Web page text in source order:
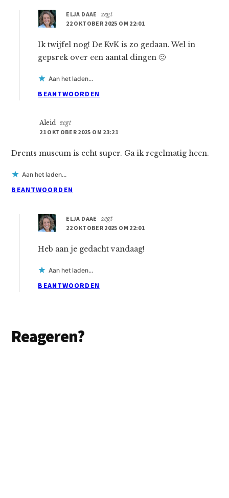
ELJA DAAE
zegt
22 OKTOBER 2025 OM 22:01
Ik twijfel nog! De KvK is zo gedaan. Wel in
gepsrek over een aantal dingen 🙂
Aan het laden...
BEANTWOORDEN
Aleid zegt
21 OKTOBER 2025 OM 23:21
Drents museum is echt super. Ga ik regelmatig heen.
Aan het laden...
BEANTWOORDEN
ELJA DAAE
zegt
22 OKTOBER 2025 OM 22:01
Heb aan je gedacht vandaag!
Aan het laden...
BEANTWOORDEN
Reageren?